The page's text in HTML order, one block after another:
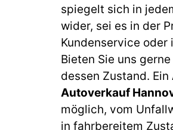
spiegelt sich in
wider, sei es in der
Kundenservice oder
Bieten Sie uns
dessen Zustand. Ein
Autoverkauf
möglich, vom
in fahrbereitem